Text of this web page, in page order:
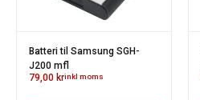
Batteri til Samsung SGH-
J200 mfl
79,00 krinkl moms